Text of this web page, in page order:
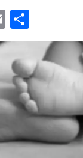
Email